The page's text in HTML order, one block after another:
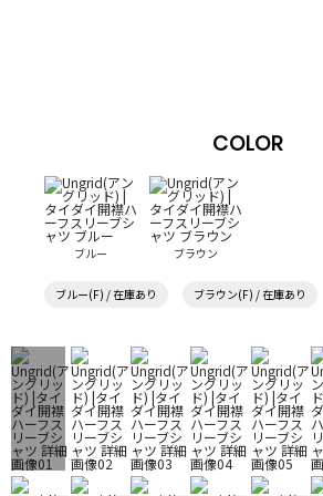
COLOR
ブルー ブラウン
ブルー(F) / 在庫あり ブラウン(F) / 在庫あり